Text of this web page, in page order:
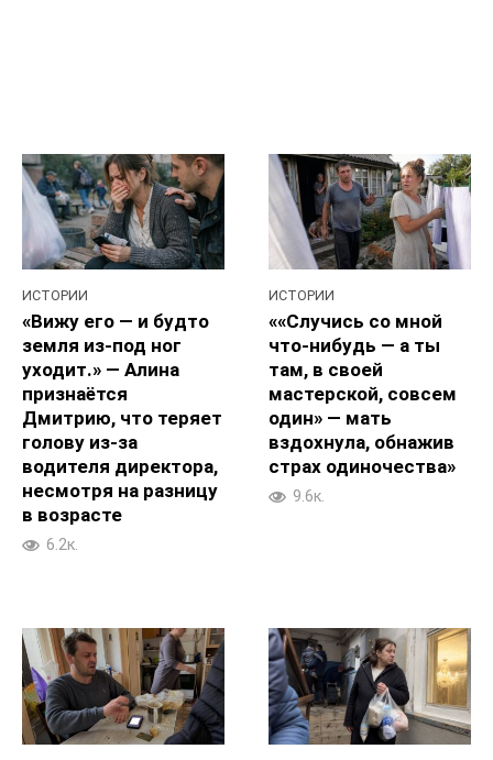
ИСТОРИИ
«Вижу его — и будто
земля из-под ног
уходит.» — Алина
признаётся
Дмитрию, что теряет
голову из‑за
водителя директора,
несмотря на разницу
в возрасте
6.2к.
ИСТОРИИ
««Случись со мной
что-нибудь — а ты
там, в своей
мастерской, совсем
один» — мать
вздохнула, обнажив
страх одиночества»
9.6к.